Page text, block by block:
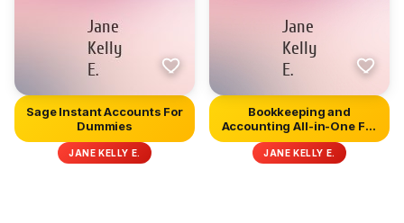
Sage Instant Accounts For
Dummies
JANE KELLY E.
Bookkeeping and
Accounting All-in-One For
Dummies...
JANE KELLY E.